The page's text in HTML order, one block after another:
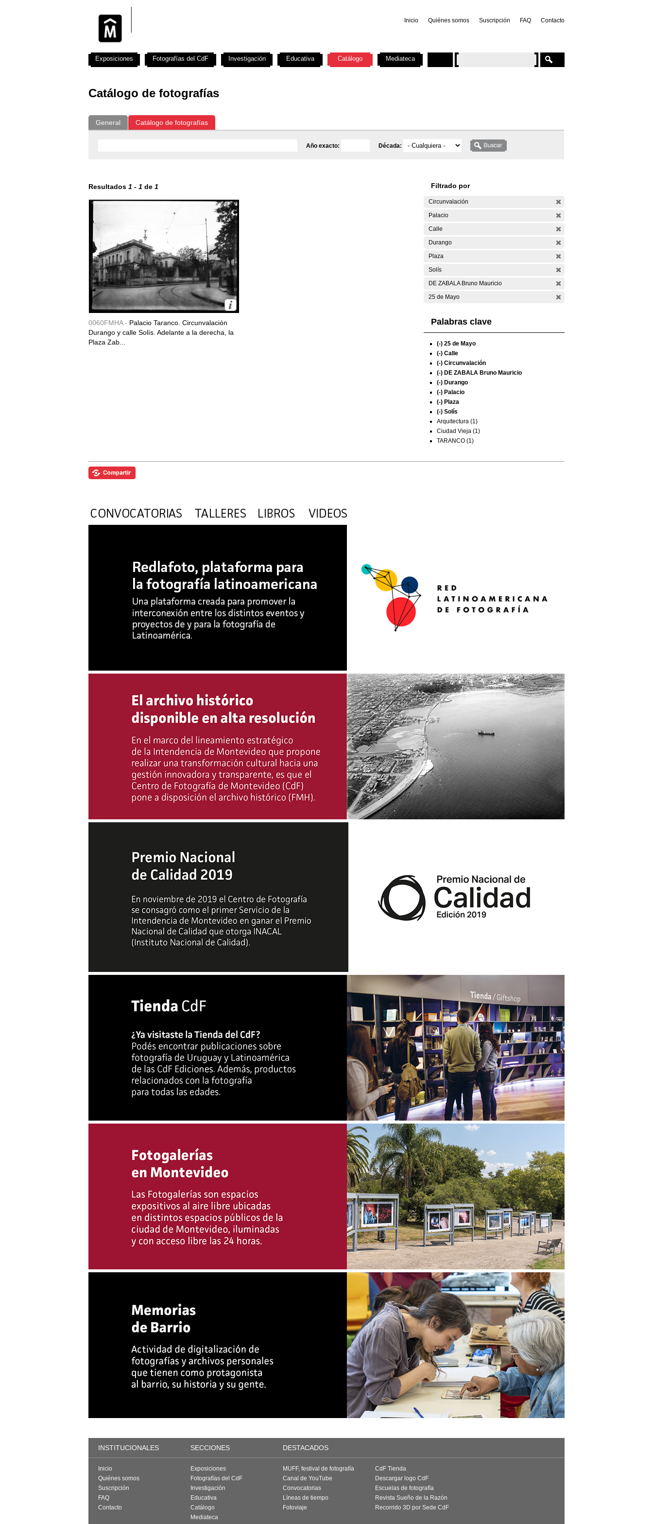
Inicio Quiénes somos Suscripción FAQ Contacto
Catálogo de fotografías
General Catálogo de fotografías
Año exacto: Década:
Resultados 1 - 1 de 1
0060FMHA - Palacio Taranco. Circunvalación
Durango y calle Solís. Adelante a la derecha, la
Plaza Zab...
Filtrado por
Circunvalación
Palacio
Calle
Durango
Plaza
Solís
DE ZABALA Bruno Mauricio
25 de Mayo
Palabras clave
(-) 25 de Mayo
(-) Calle
(-) Circunvalación
(-) DE ZABALA Bruno Mauricio
(-) Durango
(-) Palacio
(-) Plaza
(-) Solís
Arquitectura (1)
Ciudad Vieja (1)
TARANCO (1)
Exposiciones Fotografías del CdF Investigación Educativa Catálogo Mediateca
INSTITUCIONALES SECCIONES DESTACADOS
Inicio
Quiénes somos
Suscripción
FAQ
Contacto
Exposiciones
Fotografías del CdF
Investigación
Educativa
Catálogo
Mediateca
MUFF, festival de fotografía
Canal de YouTube
Convocatorias
Líneas de tiempo
Fotoviaje
CdF Tienda
Descargar logo CdF
Escuelas de fotografía
Revista Sueño de la Razón
Recorrido 3D por Sede CdF